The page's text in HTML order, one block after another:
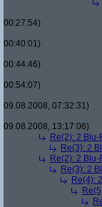
00:27:54)
00:40:01)
00:44:46)
00:54:07)
09.08.2008, 07:32:31)
09.08.2008, 13:17:06)
Re(2): 2
Re(3): 2
Re(2): 2
Re(3): 2
Re(4):